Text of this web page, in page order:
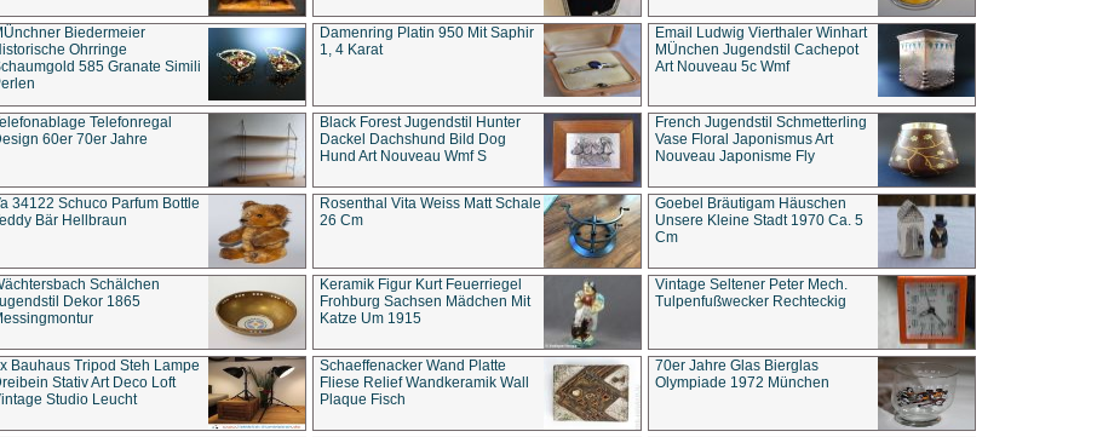
Biedermeier
Ohrringe
585 Granate Simili
Damenring Platin 950 Mit Saphir
1, 4 Karat
Email Ludwig Vierthaler Winhart
MÜnchen Jugendstil Cachepot
Art Nouveau 5c Wmf
Telefonregal
60er 70er Jahre
Black Forest Jugendstil Hunter
Dackel Dachshund Bild Dog
Hund Art Nouveau Wmf S
French Jugendstil Schmetterling
Vase Floral Japonismus Art
Nouveau Japonisme Fly
34122 Schuco Parfum Bottle
Bär Hellbraun
Rosenthal Vita Weiss Matt Schale
26 Cm
Goebel Bräutigam Häuschen
Unsere Kleine Stadt 1970 Ca. 5
Cm
Schälchen
Dekor 1865
Keramik Figur Kurt Feuerriegel
Frohburg Sachsen Mädchen Mit
Katze Um 1915
Vintage Seltener Peter Mech.
Tulpenfußwecker Rechteckig
Bauhaus Tripod Steh Lampe
Stativ Art Deco Loft
Studio Leucht
Schaeffenacker Wand Platte
Fliese Relief Wandkeramik Wall
Plaque Fisch
70er Jahre Glas Bierglas
Olympiade 1972 München